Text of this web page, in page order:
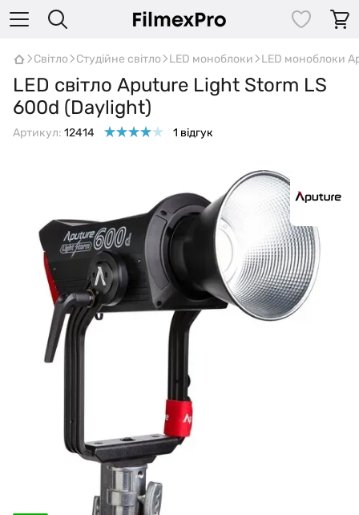
Світло Студійне світло LED моноблоки LED моноблоки
LED світло Aputure Light Storm LS
600d (Daylight)
Артикул: 12414 1 відгук